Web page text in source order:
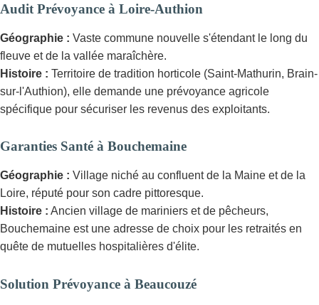
Audit Prévoyance à Loire-Authion
Géographie : Vaste commune nouvelle s'étendant le long du
fleuve et de la vallée maraîchère.
Histoire : Territoire de tradition horticole (Saint-Mathurin, Brain-
sur-l'Authion), elle demande une prévoyance agricole
spécifique pour sécuriser les revenus des exploitants.
Garanties Santé à Bouchemaine
Géographie : Village niché au confluent de la Maine et de la
Loire, réputé pour son cadre pittoresque.
Histoire : Ancien village de mariniers et de pêcheurs,
Bouchemaine est une adresse de choix pour les retraités en
quête de mutuelles hospitalières d'élite.
Solution Prévoyance à Beaucouzé